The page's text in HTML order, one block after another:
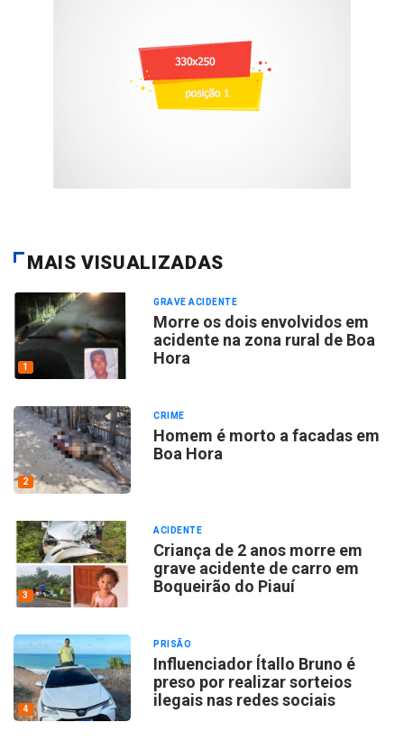
MAIS VISUALIZADAS
1
GRAVE ACIDENTE
Morre os dois envolvidos em
acidente na zona rural de Boa
Hora
2
CRIME
Homem é morto a facadas em
Boa Hora
3
ACIDENTE
Criança de 2 anos morre em
grave acidente de carro em
Boqueirão do Piauí
4
PRISÃO
Influenciador Ítallo Bruno é
preso por realizar sorteios
ilegais nas redes sociais